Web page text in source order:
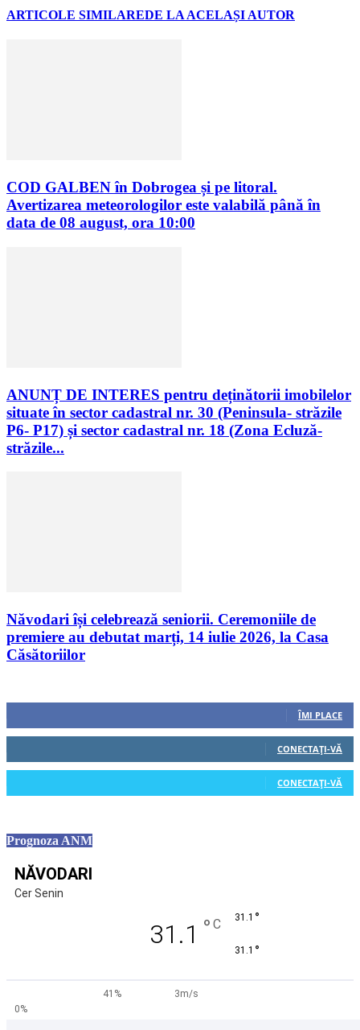
ARTICOLE SIMILAREDE LA ACELAȘI AUTOR
COD GALBEN în Dobrogea și pe litoral.
Avertizarea meteorologilor este valabilă până în
data de 08 august, ora 10:00
ANUNȚ DE INTERES pentru deținătorii imobilelor
situate în sector cadastral nr. 30 (Peninsula- străzile
P6- P17) și sector cadastral nr. 18 (Zona Ecluză-
străzile...
Năvodari își celebrează seniorii. Ceremoniile de
premiere au debutat marți, 14 iulie 2026, la Casa
Căsătoriilor
ÎMI PLACE
CONECTAȚI-VĂ
CONECTAȚI-VĂ
Prognoza ANM
NĂVODARI
Cer Senin
31.1 ° C 31.1 °
31.1 °
41%
3m/s
0%